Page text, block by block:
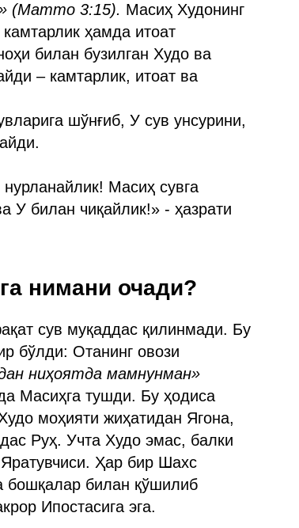
(Матто 3:15). Масиҳ Худонинг
ҳамда итоат
билан бузилган Худо ва
– камтарлик, итоат ва
шўнғиб, У сув унсурини,
Масиҳ сувга
У билан чиқайлик!» - ҳазрати
нимани очади?
сув муқаддас қилинмади. Бу
бўлди: Отанинг овози
ниҳоятда мамнунман»
Масиҳга тушди. Бу ҳодиса
моҳияти жиҳатидан Ягона,
Руҳ. Учта Худо эмас, балки
Ҳар бир Шахс
бошқалар билан қўшилиб
Ипостасига эга.